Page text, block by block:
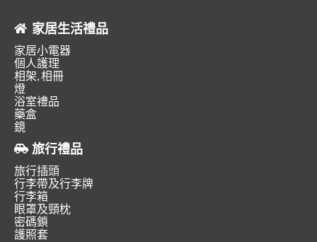
家居生活禮品
家居小電器
個人護理
相架, 相冊
燈
浴室禮品
藥盒
鏡
旅行禮品
旅行插頭
行李帶及行李牌
行李箱
眼罩及頸枕
密碼鎖
護照套